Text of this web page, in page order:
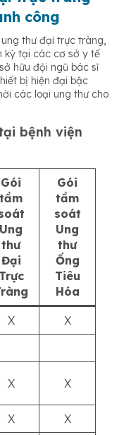
công
thư đại trực tràng,
kỳ tại các cơ sở y tế
hữu đội ngũ bác sĩ
bị hiện đại bậc
các loại ung thư cho
bệnh viện
Gói
tầm
Ung
thư
Đại
Trực
Gói
tầm
soát
Ung
thư
Ống
Tiêu
Hóa
X
X
X X
X
X